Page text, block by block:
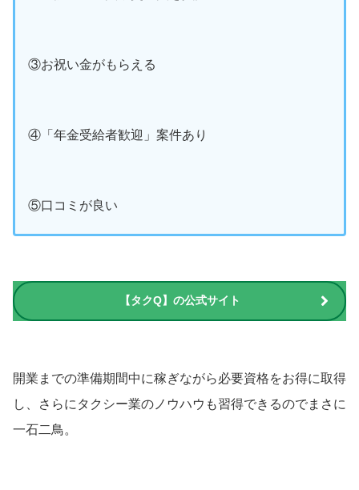
③お祝い金がもらえる
④「年金受給者歓迎」案件あり
⑤口コミが良い
【タクQ】の公式サイト
開業までの準備期間中に稼ぎながら必要資格をお得に取得
し、さらにタクシー業のノウハウも習得できるのでまさに
一石二鳥。